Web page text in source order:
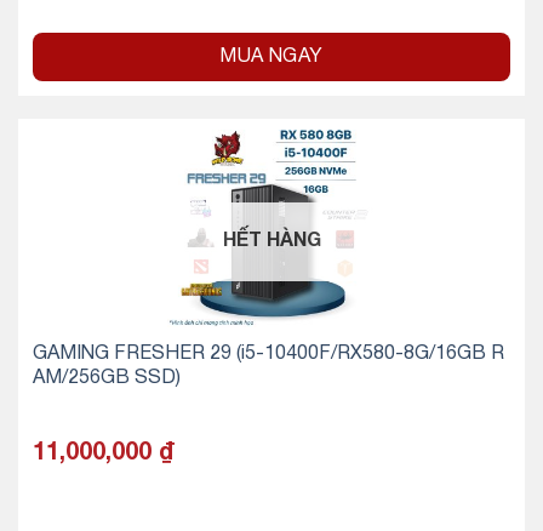
MUA NGAY
HẾT HÀNG
GAMING FRESHER 29 (i5-10400F/RX580-8G/16GB R
AM/256GB SSD)
11,000,000 ₫